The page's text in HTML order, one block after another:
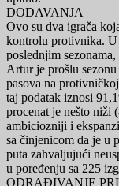
DODAVANJA
Ovo su dva igrača
kontrolu protivnika.
poslednjim
Artur je prošlu sezonu
pasova na
taj podatak iznosi
procenat je nešto niži
ambiciozniji i
sa činjenicom da je u
puta zahvaljujući
u poređenju sa 225
ODRAĐIVANJE